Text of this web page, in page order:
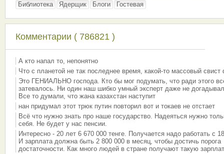
Библиотека
Ядерщик Блоги Гостевая
Комментарии ( 786821 )
А кто напал то, непонятно
Что с планетой не так последнее время, какой-то массовый свист
Это ГЕНИАЛЬНО господа. Кто бы мог подумать, что ради этого
затевалось. Ни один наш шибко умный эксперт даже не
Все то думали, что жана казахстан наступит
нан придумал этот трюк путин повторил вот и токаев не отстает
Всё что нужно знать про наше государство. Надеяться нужно
себя. Не будет у нас пенсии.
Интересно - 20 лет 6 670 000 тенге. Получается надо работать с
И зарплата должна быть 2 800 000 в месяц, чтобы достичь порога
достаточности. Как много людей в стране получают такую